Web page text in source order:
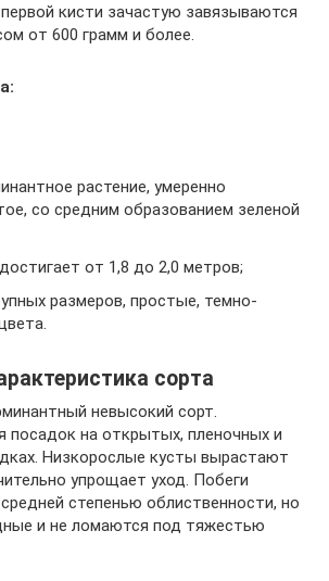
кисти зачастую завязываются
от 600 грамм и более.
растение, умеренно
со средним образованием зеленой
от 1,8 до 2,0 метров;
размеров, простые, темно-
сорта
невысокий сорт.
посадок на открытых, пленочных и
Низкорослые кусты вырастают
упрощает уход. Побеги
степенью облиственности, но
и не ломаются под тяжестью